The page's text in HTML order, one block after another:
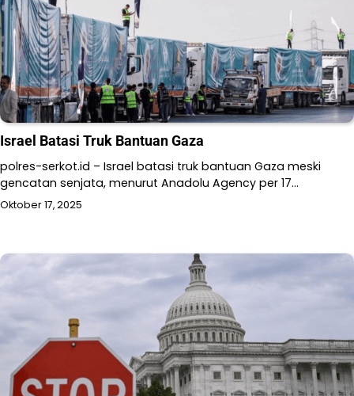
Israel Batasi Truk Bantuan Gaza
polres-serkot.id – Israel batasi truk bantuan Gaza meski
gencatan senjata, menurut Anadolu Agency per 17…
Oktober 17, 2025